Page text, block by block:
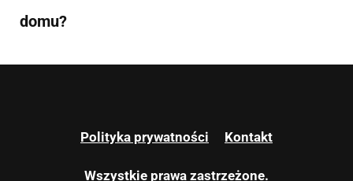
domu?
Polityka prywatności Kontakt
Wszystkie prawa zastrzeżone.